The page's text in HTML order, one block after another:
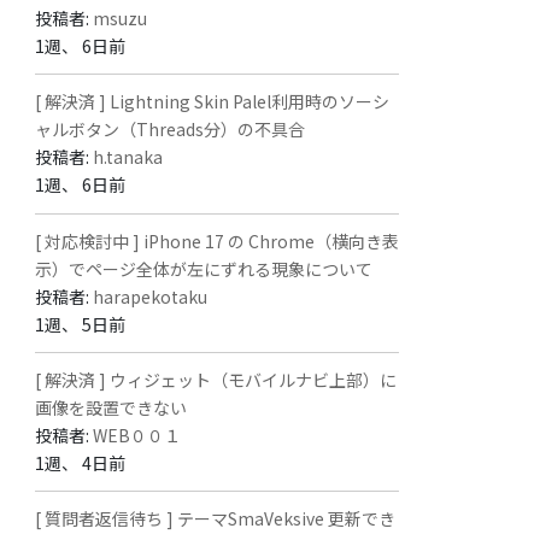
投稿者: msuzu
1週、 6日前
[ 解決済 ] Lightning Skin Palel利用時のソーシ
ャルボタン（Threads分）の不具合
投稿者: h.tanaka
1週、 6日前
[ 対応検討中 ] iPhone 17 の Chrome（横向き表
示）でページ全体が左にずれる現象について
投稿者: harapekotaku
1週、 5日前
[ 解決済 ] ウィジェット（モバイルナビ上部）に
画像を設置できない
投稿者:WEB００１
1週、 4日前
[ 質問者返信待ち ] テーマSmaVeksive 更新でき